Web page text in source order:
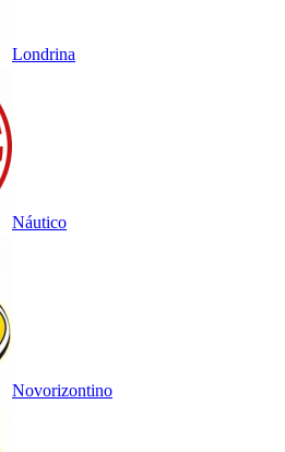
Londrina
Náutico
Novorizontino